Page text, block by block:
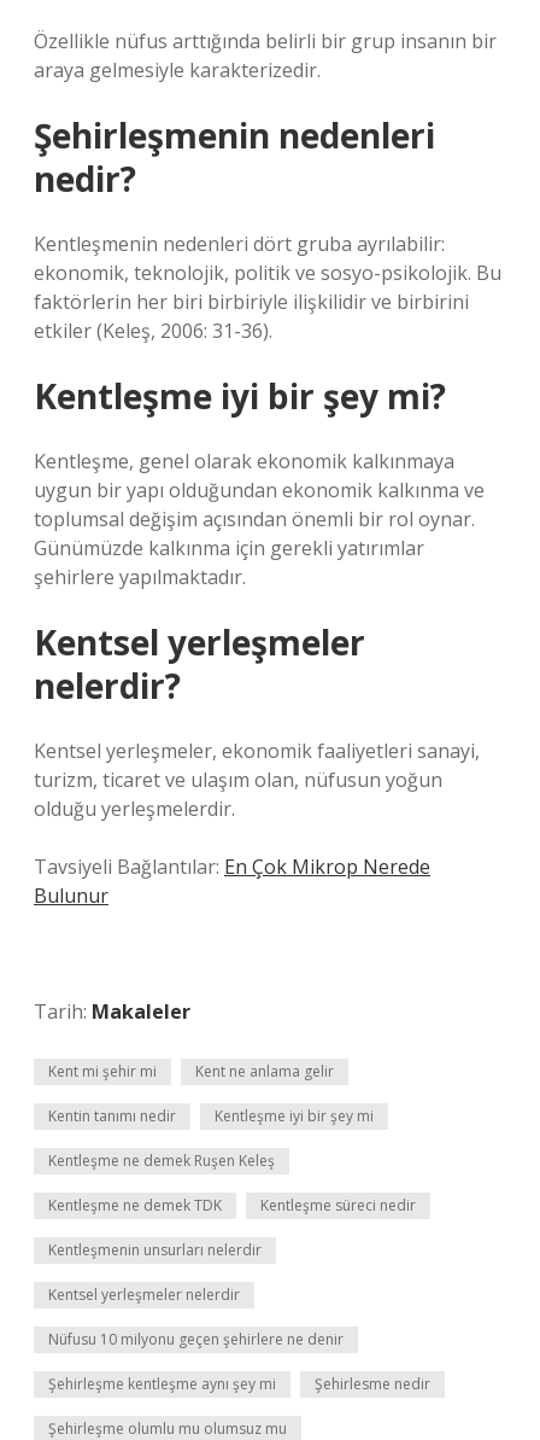
Özellikle nüfus arttığında belirli bir grup insanın bir
araya gelmesiyle karakterizedir.
Şehirleşmenin nedenleri
nedir?
Kentleşmenin nedenleri dört gruba ayrılabilir:
ekonomik, teknolojik, politik ve sosyo-psikolojik. Bu
faktörlerin her biri birbiriyle ilişkilidir ve birbirini
etkiler (Keleş, 2006: 31-36).
Kentleşme iyi bir şey mi?
Kentleşme, genel olarak ekonomik kalkınmaya
uygun bir yapı olduğundan ekonomik kalkınma ve
toplumsal değişim açısından önemli bir rol oynar.
Günümüzde kalkınma için gerekli yatırımlar
şehirlere yapılmaktadır.
Kentsel yerleşmeler
nelerdir?
Kentsel yerleşmeler, ekonomik faaliyetleri sanayi,
turizm, ticaret ve ulaşım olan, nüfusun yoğun
olduğu yerleşmelerdir.
Tavsiyeli Bağlantılar: En Çok Mikrop Nerede
Bulunur
Tarih: Makaleler
Kent mi şehir mi Kent ne anlama gelir
Kentin tanımı nedir Kentleşme iyi bir şey mi
Kentleşme ne demek Ruşen Keleş
Kentleşme ne demek TDK Kentleşme süreci nedir
Kentleşmenin unsurları nelerdir
Kentsel yerleşmeler nelerdir
Nüfusu 10 milyonu geçen şehirlere ne denir
Şehirleşme kentleşme aynı şey mi Şehirlesme nedir
Şehirleşme olumlu mu olumsuz mu